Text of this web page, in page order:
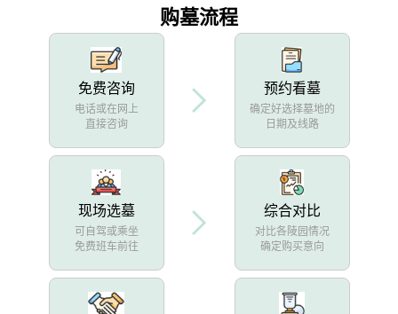
购墓流程
免费咨询
电话或在网上
直接咨询
预约看墓
确定好选择墓地的
日期及线路
现场选墓
可自驾或乘坐
免费班车前往
综合对比
对比各陵园情况
确定购买意向